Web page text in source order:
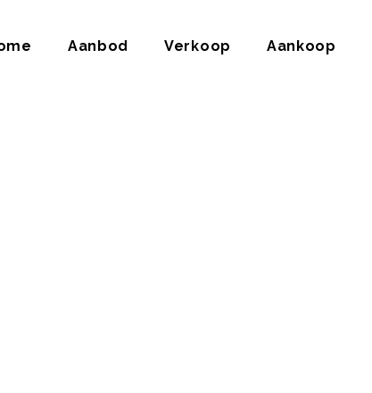
Aanbod Verkoop Aankoop